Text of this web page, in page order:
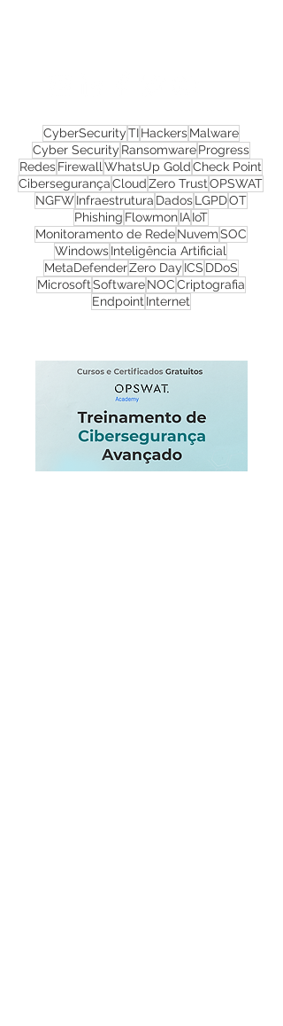
CyberSecurityTIHackersMalware
Cyber SecurityRansomwareProgress
RedesFirewallWhatsUp GoldCheck Point
CibersegurançaCloudZero TrustOPSWAT
NGFWInfraestruturaDadosLGPDOT
PhishingFlowmonIAIoT
Monitoramento de RedeNuvemSOC
WindowsInteligência Artificial
MetaDefenderZero DayICS